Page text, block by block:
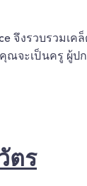
จึงรวบรวมเ
จะเป็นครู ผู้ป
ตร